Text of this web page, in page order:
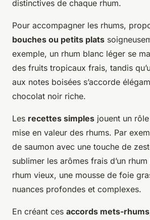
distinctives de chaque rhum.
Pour accompagner les rhums,
bouches ou petits plats
exemple, un rhum blanc léger se
des fruits tropicaux frais, tandis
aux notes boisées s’accorde
chocolat noir riche.
Les recettes simples jouent un
mise en valeur des rhums. Par
de saumon avec une touche de
sublimer les arômes frais d’un
rhum vieux, une mousse de foie
nuances profondes et complexes.
En créant ces accords mets-rhums